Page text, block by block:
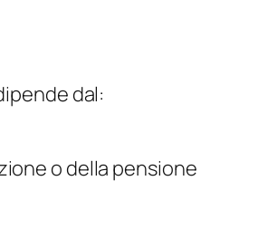
dal:
o della pensione